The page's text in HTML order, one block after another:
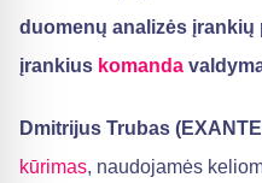
duomenų analizės
įrankius komanda
Dmitrijus Trubas
kūrimas, naudojamės